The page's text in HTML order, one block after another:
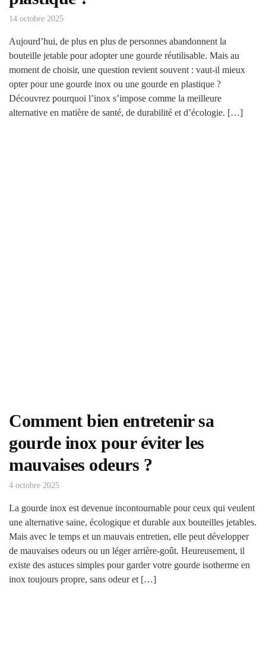
14 octobre 2025
Aujourd’hui, de plus en plus de personnes abandonnent la
bouteille jetable pour adopter une gourde réutilisable. Mais au
moment de choisir, une question revient souvent : vaut-il mieux
opter pour une gourde inox ou une gourde en plastique ?
Découvrez pourquoi l’inox s’impose comme la meilleure
alternative en matière de santé, de durabilité et d’écologie. […]
Comment bien entretenir sa
gourde inox pour éviter les
mauvaises odeurs ?
4 octobre 2025
La gourde inox est devenue incontournable pour ceux qui veulent
une alternative saine, écologique et durable aux bouteilles jetables.
Mais avec le temps et un mauvais entretien, elle peut développer
de mauvaises odeurs ou un léger arrière-goût. Heureusement, il
existe des astuces simples pour garder votre gourde isotherme en
inox toujours propre, sans odeur et […]